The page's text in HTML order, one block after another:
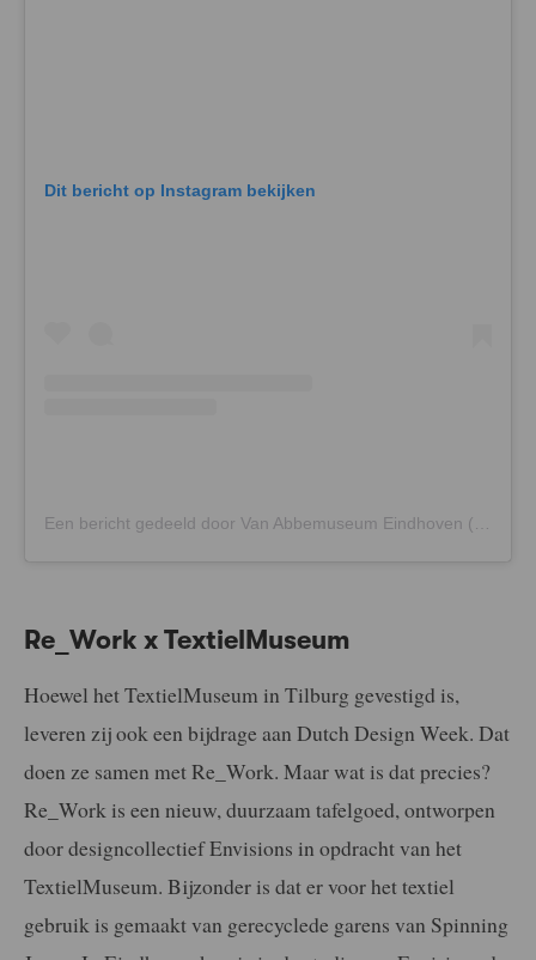
Dit bericht op Instagram bekijken
Re_Work x TextielMuseum
Hoewel het TextielMuseum in Tilburg gevestigd is,
leveren zij ook een bijdrage aan Dutch Design Week. Dat
doen ze samen met Re_Work. Maar wat is dat precies?
Re_Work is een nieuw, duurzaam tafelgoed, ontworpen
door designcollectief Envisions in opdracht van het
TextielMuseum. Bijzonder is dat er voor het textiel
gebruik is gemaakt van gerecyclede garens van Spinning